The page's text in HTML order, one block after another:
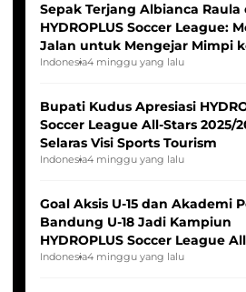
Sepak Terjang Albianca Raula
HYDROPLUS Soccer League:
Jalan untuk Mengejar Mimpi
Indonesia Putri
Indonesia4 minggu yang lalu
Bupati Kudus Apresiasi
Soccer League All-Stars 2025/
Selaras Visi Sports Tourism
Indonesia4 minggu yang lalu
Goal Aksis U-15 dan Akademi
Bandung U-18 Jadi Kampiun
HYDROPLUS Soccer League
2025/2026
Indonesia4 minggu yang lalu